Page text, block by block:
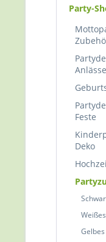
Party-
Anlässe
Feste
Deko